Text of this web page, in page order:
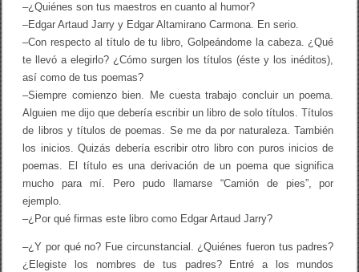
–¿Quiénes son tus maestros en cuanto al humor?
–Edgar Artaud Jarry y Edgar Altamirano Carmona. En serio.
–Con respecto al título de tu libro, Golpeándome la cabeza. ¿Qué
te llevó a elegirlo? ¿Cómo surgen los títulos (éste y los inéditos),
así como de tus poemas?
–Siempre comienzo bien. Me cuesta trabajo concluir un poema.
Alguien me dijo que debería escribir un libro de solo títulos. Títulos
de libros y títulos de poemas. Se me da por naturaleza. También
los inicios. Quizás debería escribir otro libro con puros inicios de
poemas. El título es una derivación de un poema que significa
mucho para mí. Pero pudo llamarse “Camión de pies”, por
ejemplo.
–¿Por qué firmas este libro como Edgar Artaud Jarry?
–¿Y por qué no? Fue circunstancial. ¿Quiénes fueron tus padres?
¿Elegiste los nombres de tus padres? Entré a los mundos